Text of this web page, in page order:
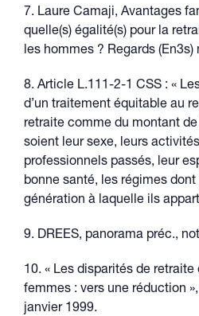
7. Laure Camaji, Avantages
quelle(s) égalité(s) pour la
les hommes ? Regards (En3s)
8. Article L.111-2-1 CSS : «
d’un traitement équitable au
retraite comme du montant
soient leur sexe, leurs
professionnels passés, leur
bonne santé, les régimes
génération à laquelle ils
9. DREES, panorama préc.,
10. « Les disparités de
femmes : vers une réduction
janvier 1999.